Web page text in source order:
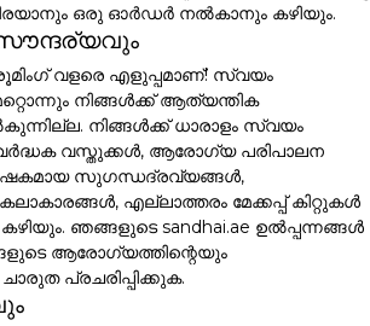
ഒരു ഓർഡർ നൽകാനും കഴിയും.
വളരെ എളുപ്പമാണ്! സ്വയം
നിങ്ങൾക്ക് ആത്യന്തിക
നിങ്ങൾക്ക് ധാരാളം സ്വയം
വസ്തുക്കൾ, ആരോഗ്യ പരിപാലന
സുഗന്ധദ്രവ്യങ്ങൾ,
എല്ലാത്തരം മേക്കപ്പ് കിറ്റുകൾ
ഞങ്ങളുടെ sandhai.ae ഉൽപ്പന്നങ്ങൾ
ആരോഗ്യത്തിന്റെയും
പ്രചരിപ്പിക്കുക.